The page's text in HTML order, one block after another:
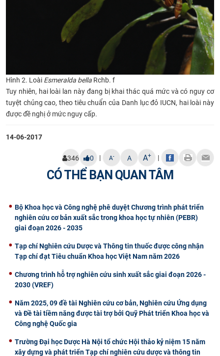
Hình 2. Loài Esmeralda bella Rchb. f
Tuy nhiên, hai loài lan này đang bị khai thác quá mức và có nguy cơ
tuyệt chủng cao, theo tiêu chuẩn của Danh lục đỏ IUCN, hai loài này
được đề nghị ở mức nguy cấp.
14-06-2017
346 0 | A- A A+ |
CÓ THỂ BẠN QUAN TÂM
Bộ Khoa học và Công nghệ phê duyệt Chương trình phát triển
nghiên cứu cơ bản xuất sắc trong khoa học tự nhiên (PEBR)
giai đoạn 2026 - 2035
Tạp chí Nghiên cứu Dược và Thông tin thuốc được công nhận
Tạp chí đạt Tiêu chuẩn Khoa học Việt Nam năm 2026
Chương trình hỗ trợ nghiên cứu sinh xuất sắc giai đoạn 2026 -
2030 (VREF)
Năm 2025, 09 đề tài Nghiên cứu cơ bản, Nghiên cứu Ứng dụng
và Đề tài tiềm năng được tài trợ bởi Quỹ Phát triển Khoa học và
Công nghệ Quốc gia
Trường Đại học Dược Hà Nội tổ chức Hội thảo kỷ niệm 15 năm
xây dựng và phát triển Tạp chí nghiên cứu dược và thông tin